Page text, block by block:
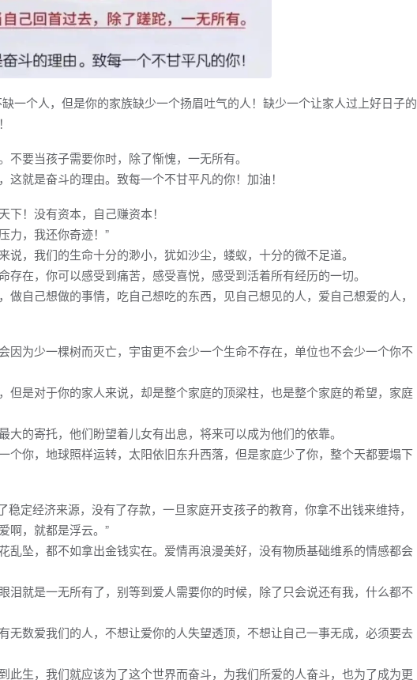
一个人，但是你的家族缺少一个扬眉吐气的人！缺少一个让家人过上好日子的
要当孩子需要你时，除了惭愧，一无所有。
就是奋斗的理由。致每一个不甘平凡的你！加油！
！没有资本，自己赚资本！
力，我还你奇迹！”
，我们的生命十分的渺小，犹如沙尘，蝼蚁，十分的微不足道。
在，你可以感受到痛苦，感受喜悦，感受到活着所有经历的一切。
自己想做的事情，吃自己想吃的东西，见自己想见的人，爱自己想爱的人，
因为少一棵树而灭亡，宇宙更不会少一个生命不存在，单位也不会少一个你不
但是对于你的家人来说，却是整个家庭的顶梁柱，也是整个家庭的希望，家庭
的寄托，他们盼望着儿女有出息，将来可以成为他们的依靠。
个你，地球照样运转，太阳依旧东升西落，但是家庭少了你，整个天都要塌下
定经济来源，没有了存款，一旦家庭开支孩子的教育，你拿不出钱来维持，
啊，就都是浮云。”
乱坠，都不如拿出金钱实在。爱情再浪漫美好，没有物质基础维系的情感都会
泪就是一无所有了，别等到爱人需要你的时候，除了只会说还有我，什么都不
无数爱我们的人，不想让爱你的人失望透顶，不想让自己一事无成，必须要去
此生，我们就应该为了这个世界而奋斗，为我们所爱的人奋斗，也为了成为更